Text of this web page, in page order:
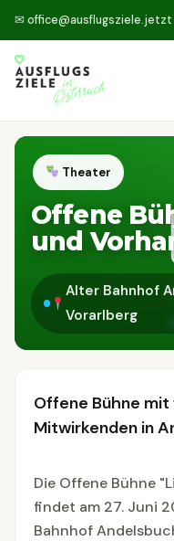
✉ office@ausflugsziele.jetzt
Theater
Offene
und
Alter Bahnhof
Vorarlberg
Offene Bühne
Mitwirkenden in
Die Offene Bühne
findet am 27. Juni
Bahnhof